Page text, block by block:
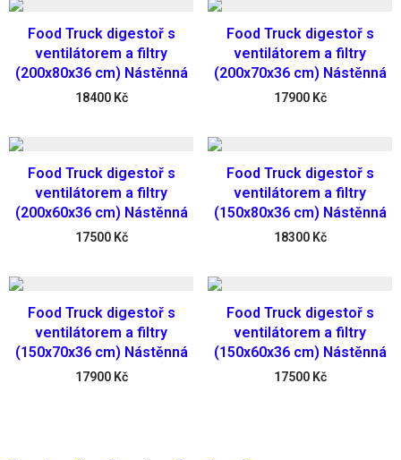
Food Truck digestoř s
ventilátorem a filtry
(200x80x36 cm) Nástěnná
18400 Kč
Food Truck digestoř s
ventilátorem a filtry
(200x70x36 cm) Nástěnná
17900 Kč
Food Truck digestoř s
ventilátorem a filtry
(200x60x36 cm) Nástěnná
17500 Kč
Food Truck digestoř s
ventilátorem a filtry
(150x80x36 cm) Nástěnná
18300 Kč
Food Truck digestoř s
ventilátorem a filtry
(150x70x36 cm) Nástěnná
17900 Kč
Food Truck digestoř s
ventilátorem a filtry
(150x60x36 cm) Nástěnná
17500 Kč